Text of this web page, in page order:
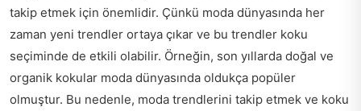
takip etmek için önemlidir. Çünkü moda dünyasında her
zaman yeni trendler ortaya çıkar ve bu trendler koku
seçiminde de etkili olabilir. Örneğin, son yıllarda doğal ve
organik kokular moda dünyasında oldukça popüler
olmuştur. Bu nedenle, moda trendlerini takip etmek ve koku